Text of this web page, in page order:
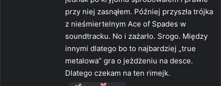
przy niej zasnąłem. Później przyszła trójka
z nieśmiertelnym Ace of Spades w
soundtracku. No i zażarło. Srogo. Między
innymi dlatego bo to najbardziej „true
metalowa” gra o jeżdżeniu na desce.
Dlatego czekam na ten rimejk.